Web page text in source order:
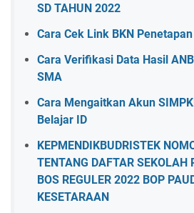
SD TAHUN 2022
Cara Cek Link BKN
Cara Verifikasi Data Hasil
SMA
Cara Mengaitkan Akun
Belajar ID
KEPMENDIKBUDRISTEK
TENTANG DAFTAR SEKOLAH
BOS REGULER 2022 BOP
KESETARAAN